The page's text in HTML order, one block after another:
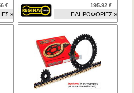
€
»
195.92 €
ΠΛΗΡΟΦΟΡΙΕΣ »